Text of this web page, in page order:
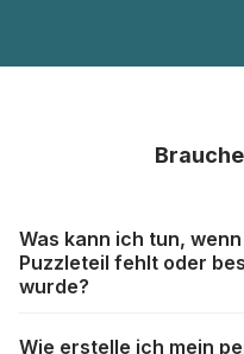
Was kann ich tun,
Puzzleteil fehlt oder
wurde?
Wie erstelle ich mein